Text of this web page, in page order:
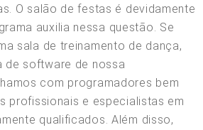
O salão de festas é devidamente
auxilia nessa questão. Se
sala de treinamento de dança,
de software de nossa
com programadores bem
profissionais e especialistas em
qualificados. Além disso,